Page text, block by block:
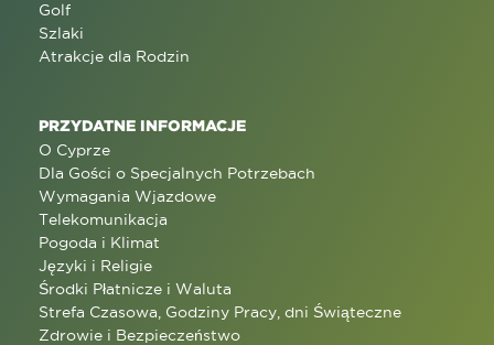
Golf
Szlaki
Atrakcje dla Rodzin
PRZYDATNE INFORMACJE
O Cyprze
Dla Gości o Specjalnych Potrzebach
Wymagania Wjazdowe
Telekomunikacja
Pogoda i Klimat
Języki i Religie
Środki Płatnicze i Waluta
Strefa Czasowa, Godziny Pracy, dni Świąteczne
Zdrowie i Bezpieczeństwo